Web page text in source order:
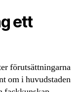
ett
förutsättningarna
om i huvudstaden